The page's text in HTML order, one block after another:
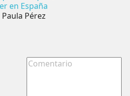
en España
Paula Pérez